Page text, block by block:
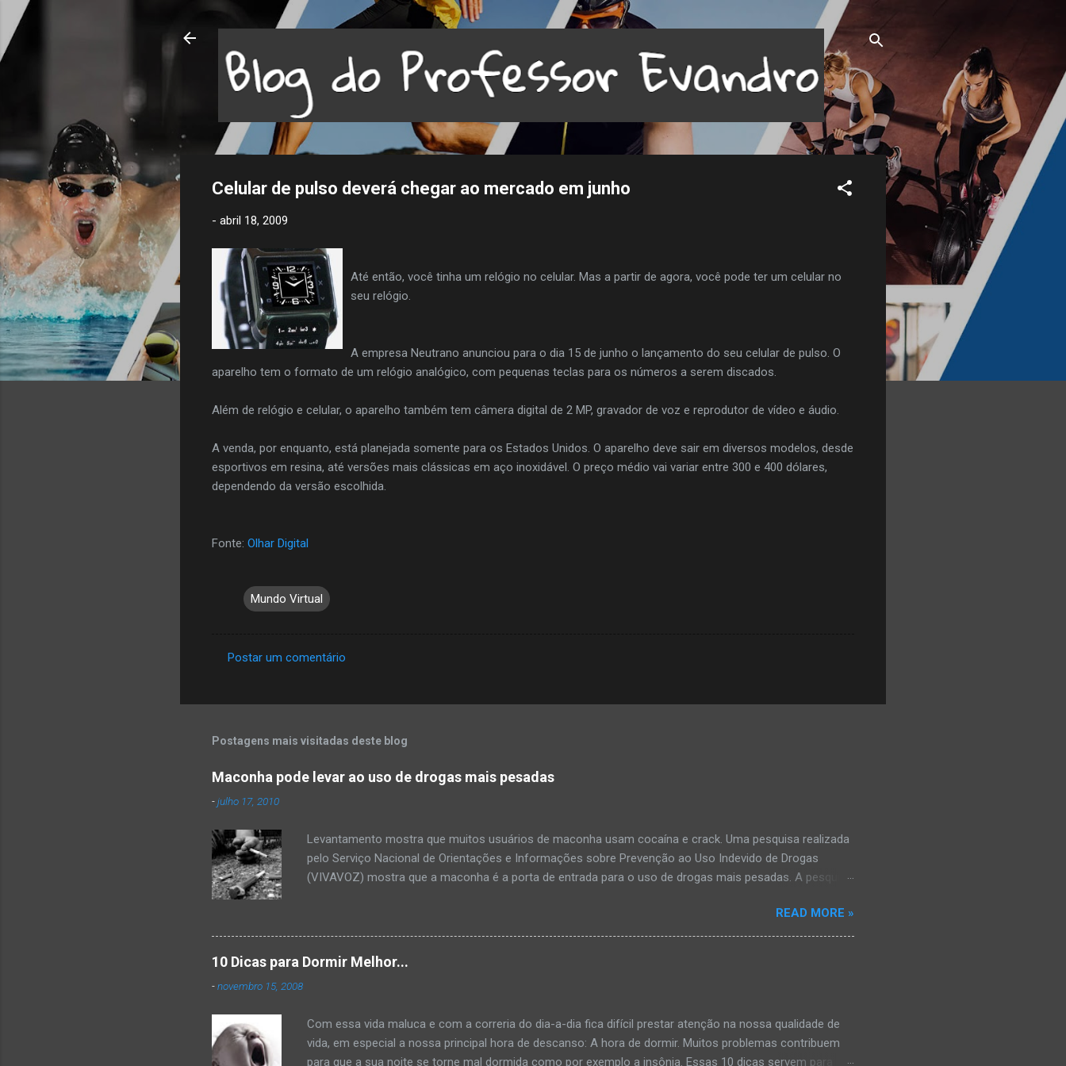
Pular para o conteúdo principal
Celular de pulso deverá chegar ao mercado em junho
- abril 18, 2009
Até então, você tinha um relógio no celular. Mas a partir de agora, você pode ter um celular no
seu relógio.
A empresa Neutrano anunciou para o dia 15 de junho o lançamento do seu celular de pulso. O
aparelho tem o formato de um relógio analógico, com pequenas teclas para os números a serem discados.
Além de relógio e celular, o aparelho também tem câmera digital de 2 MP, gravador de voz e reprodutor de vídeo e áudio.
A venda, por enquanto, está planejada somente para os Estados Unidos. O aparelho deve sair em diversos modelos, desde
esportivos em resina, até versões mais clássicas em aço inoxidável. O preço médio vai variar entre 300 e 400 dólares,
dependendo da versão escolhida.
Fonte: Olhar Digital
Mundo Virtual
e
t
á
r
i
o
s
Postar um comentário
Postagens mais visitadas deste blog
Maconha pode levar ao uso de drogas mais pesadas
-julho 17, 2010
Levantamento mostra que muitos usuários de maconha usam cocaína e crack. Uma pesquisa realizada
pelo Serviço Nacional de Orientações e Informações sobre Prevenção ao Uso Indevido de Drogas
(VIVAVOZ) mostra que a maconha é a porta de entrada para o uso de drogas mais pesadas. A pesquisa
cocaína e crack. Dos cerca de 1000 entrevistados muitos já notavam que já tinham comprometimento
ou dificuldade para executar algumas tarefas, algum problema de memória e às vezes algum problema
relacionado à sexualidade. Além disso, a pesquisa mostra que o tabaco, e principalmente o álcool, que é
510-0015 e o atendi...
READ MORE »
10 Dicas para Dormir Melhor...
-novembro 15, 2008
Com essa vida maluca e com a correria do dia-a-dia fica difícil prestar atenção na nossa qualidade de
vida, em especial a nossa principal hora de descanso: A hora de dormir. Muitos problemas contribuem
para que a sua noite se torne mal dormida como por exemplo a insônia. Essas 10 dicas servem para